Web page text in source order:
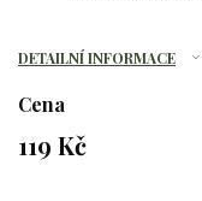
DETAILNÍ INFORMACE
Cena
119 Kč